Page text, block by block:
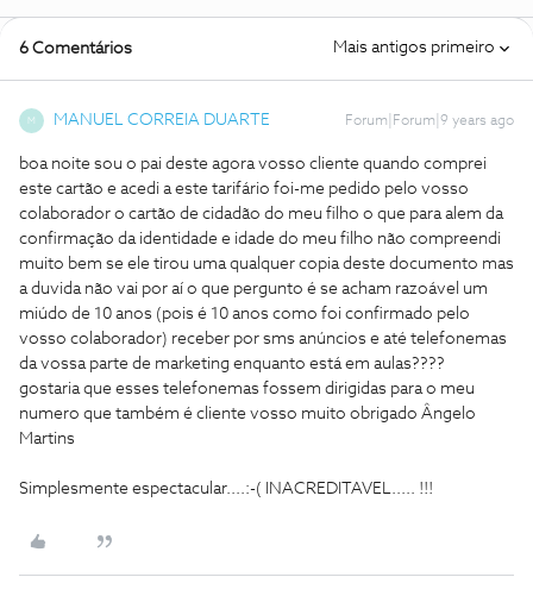
6 Comentários Mais antigos primeiro
M MANUEL CORREIA DUARTE Forum|Forum|9 years ago
boa noite sou o pai deste agora vosso cliente quando comprei
este cartão e acedi a este tarifário foi-me pedido pelo vosso
colaborador o cartão de cidadão do meu filho o que para alem da
confirmação da identidade e idade do meu filho não compreendi
muito bem se ele tirou uma qualquer copia deste documento mas
a duvida não vai por aí o que pergunto é se acham razoável um
miúdo de 10 anos (pois é 10 anos como foi confirmado pelo
vosso colaborador) receber por sms anúncios e até telefonemas
da vossa parte de marketing enquanto está em aulas????
gostaria que esses telefonemas fossem dirigidas para o meu
numero que também é cliente vosso muito obrigado Ângelo
Martins
Simplesmente espectacular....:-( INACREDITAVEL..... !!!